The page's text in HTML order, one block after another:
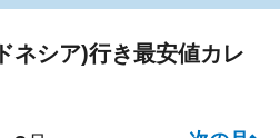
ネシア)行き最安値カレ